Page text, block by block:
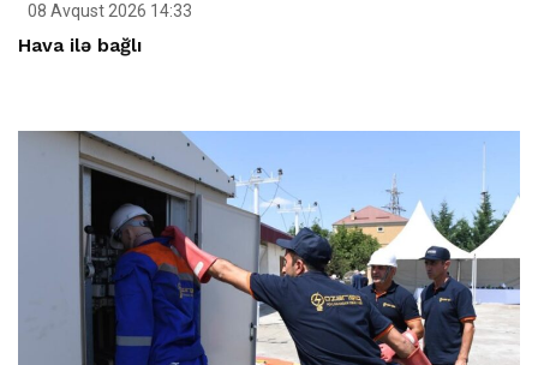
08 Avqust 2026 14:33
Hava ilə bağlı